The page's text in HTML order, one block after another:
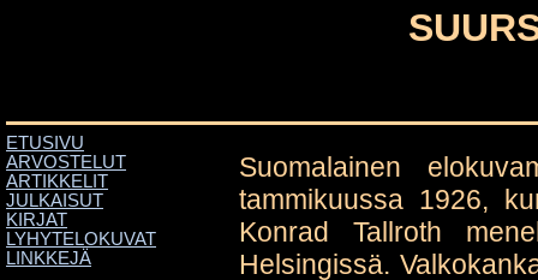
ETUSIVU
ARVOSTELUT
ARTIKKELIT
JULKAISUT
KIRJAT
LYHYTELOKUVAT
LINKKEJÄ
Suomalainen
tammikuussa 1926,
Konrad Tallroth
Helsingissä.